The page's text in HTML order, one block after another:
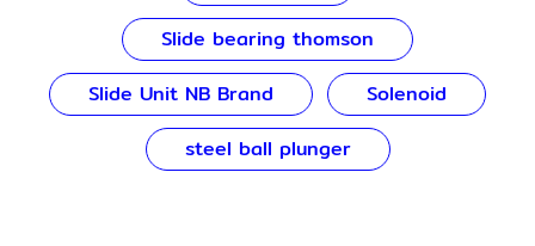
Slide bearing thomson
Slide Unit NB Brand
Solenoid
steel ball plunger